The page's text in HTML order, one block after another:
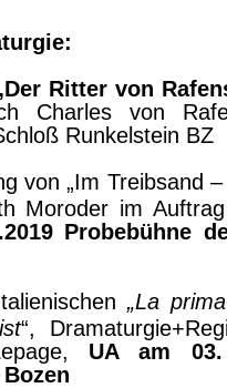
Ritter von
Charles von
Runkelstein BZ
von „Im Treibsand –
Moroder im
Probebühne
„La
“,
UA am